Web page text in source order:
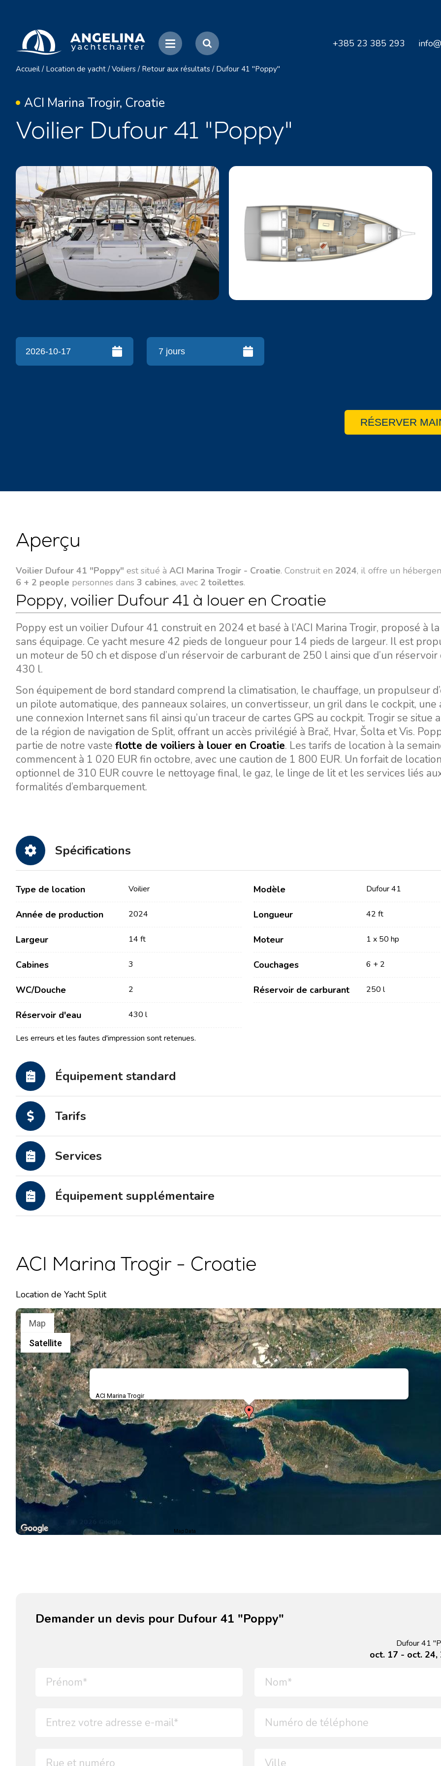
+385 23 385 293
Accueil / Location de yacht / Voiliers / Retour aux résultats / Dufour 41 "Poppy"
ACI Marina Trogir, Croatie
Voilier Dufour 41 "Poppy"
RÉSERVER
Aperçu
Voilier Dufour 41 "Poppy" est situé à ACI Marina Trogir - Croatie. Construit en 2024, il offre un
6 + 2 people personnes dans 3 cabines, avec 2 toilettes.
Poppy, voilier Dufour 41 à louer en Croatie
Poppy est un voilier Dufour 41 construit en 2024 et basé à l’ACI Marina Trogir, proposé à
sans équipage. Ce yacht mesure 42 pieds de longueur pour 14 pieds de largeur. Il est
un moteur de 50 ch et dispose d’un réservoir de carburant de 250 l ainsi que d’un réservoir
430 l.
Son équipement de bord standard comprend la climatisation, le chauffage, un propulseur
un pilote automatique, des panneaux solaires, un convertisseur, un gril dans le cockpit, une
une connexion Internet sans fil ainsi qu’un traceur de cartes GPS au cockpit. Trogir se situe
de la région de navigation de Split, offrant un accès privilégié à Brač, Hvar, Šolta et Vis.
partie de notre vaste flotte de voiliers à louer en Croatie. Les tarifs de location à la
commencent à 1 020 EUR fin octobre, avec une caution de 1 800 EUR. Un forfait de location
optionnel de 310 EUR couvre le nettoyage final, le gaz, le linge de lit et les services liés
formalités d’embarquement.
Spécifications
Type de location Voilier Modèle Dufour 41
Année de production 2024 Longueur 42 ft
Largeur 14 ft Moteur 1 x 50 hp
Cabines 3 Couchages 6 + 2
WC/Douche 2 Réservoir de carburant 250 l
Réservoir d'eau 430 l
Les erreurs et les fautes d'impression sont retenues.
Équipement standard
Tarifs
Services
Équipement supplémentaire
ACI Marina Trogir - Croatie
Location de Yacht Split
ACI Marina Trogir
Map
Satellite
Map Data
Demander un devis pour Dufour 41 "Poppy"
Dufour 41
oct. 17 - oct. 24,
Contact
Actualités / Blog
À propos de nous
FAQ
Notre flotte
Voiliers
Bateaux à moteur
Catamarans à moteur
Services
Location de catamarans
Destinations
Région de navigation
Kvarner